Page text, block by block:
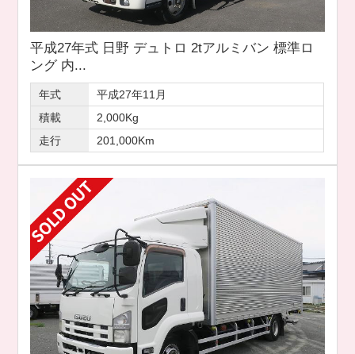
平成27年式 日野 デュトロ 2tアルミバン 標準ロ
ング 内...
年式
平成27年11月
積載
2,000Kg
走行
201,000Km